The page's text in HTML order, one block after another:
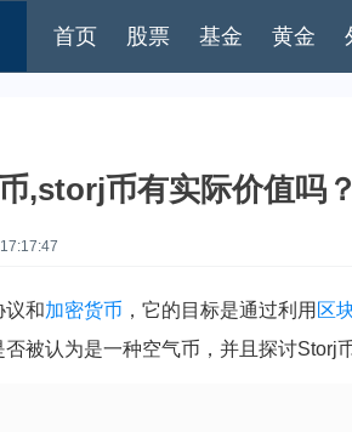
首页 股票 基金 黄金
,storj币有实际价值吗？
和加密货币 ，它的目标是通过利用 区
被认为是一种空气币，并且探讨Storj